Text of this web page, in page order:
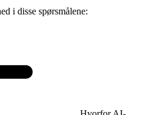
i disse spørsmålene: